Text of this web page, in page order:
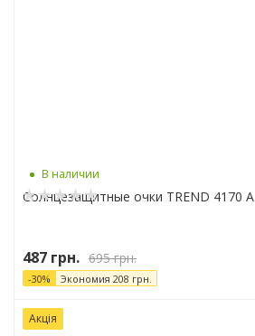
В наличии
Солнцезащитные очки TREND 4170 A
487 грн. 695грн.
-30% Экономия 208 грн.
Акція